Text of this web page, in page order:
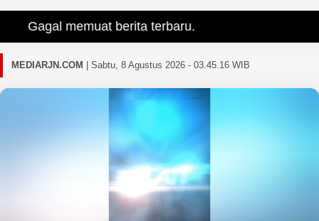
Gagal memuat berita terbaru.
MEDIARJN.COM Sabtu, 8 Agustus 2026 - 03.45.17 WIB